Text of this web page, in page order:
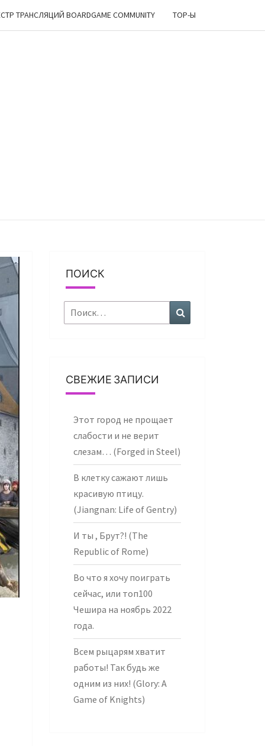
ТРАНСЛЯЦИЙ BOARDGAME COMMUNITY TOP-Ы
ПОИСК
Найти:
СВЕЖИЕ ЗАПИСИ
Этот город не прощает
слабости и не верит
слезам… (Forged in Steel)
В клетку сажают лишь
красивую птицу.
(Jiangnan: Life of Gentry)
И ты , Брут?! (The
Republic of Rome)
Во что я хочу поиграть
сейчас, или топ100
Чешира на ноябрь 2022
года.
Всем рыцарям хватит
работы! Так будь же
одним из них! (Glory: A
Game of Knights)